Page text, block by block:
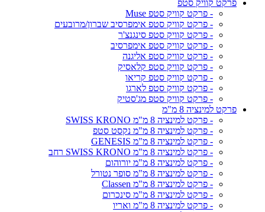
פרקט קוויק סטפ
- פרקט קוויק סטפ Muse
- פרקט קוויק סטפ אימפרסיב שברון/מרובעים
- פרקט קוויק סטפ סינגנצ'ר
- פרקט קוויק סטפ אימפרסיב
- פרקט קוויק סטפ אליגנה
- פרקט קוויק סטפ קלאסיק
- פרקט קוויק סטפ קריאו
- פרקט קוויק סטפ לארגו
- פרקט קוויק סטפ מג'סטיק
פרקט למינציה 8 מ"מ
- פרקט למינציה 8 מ"מ SWISS KRONO
- פרקט למינציה 8 מ"מ נקסט סטפ
- פרקט למינציה 8 מ"מ GENESIS
- פרקט למינציה 8 מ"מ SWISS KRONO רחב
- פרקט למינציה 8 מ"מ יורוהום
- פרקט למינציה 8 מ"מ סופר נטורל
- פרקט למינציה 8 מ"מ Classen
- פרקט למינציה 8 מ"מ סינכרום
- פרקט למינציה 8 מ"מ ואריו